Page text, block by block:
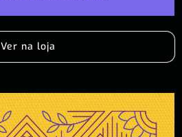
Ver na loja